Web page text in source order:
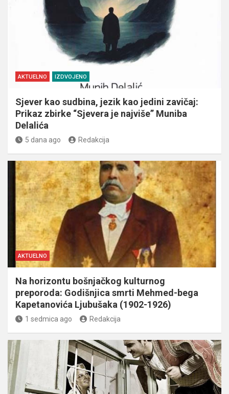
AKTUELNO IZDVOJENO
Sjever kao sudbina, jezik kao jedini zavičaj:
Prikaz zbirke “Sjevera je najviše” Muniba
Delalića
5 dana ago Redakcija
AKTUELNO
Na horizontu bošnjačkog kulturnog
preporoda: Godišnjica smrti Mehmed-bega
Kapetanovića Ljubušaka (1902-1926)
1 sedmica ago Redakcija